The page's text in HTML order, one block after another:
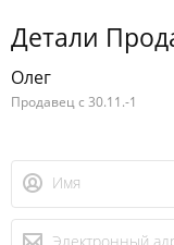
Детали
Олег
Продавец с 30.11.-1